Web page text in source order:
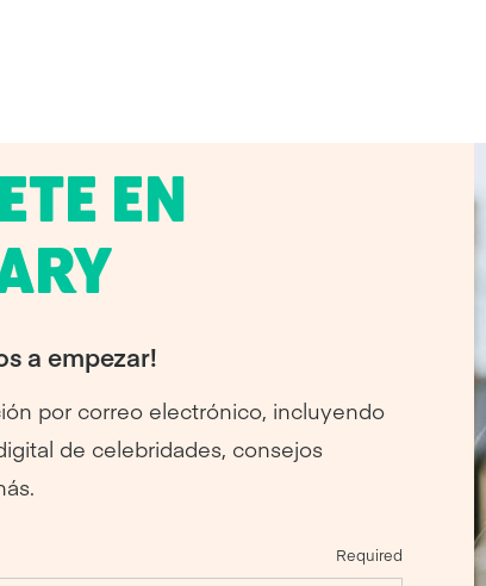
EN
a empezar!
por correo electrónico, incluyendo
de celebridades, consejos
Required